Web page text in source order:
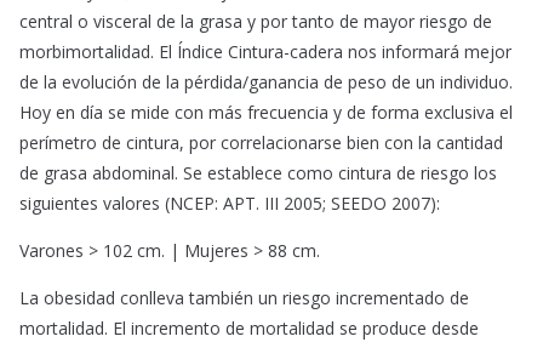
central o visceral de la grasa y por tanto de mayor riesgo de
morbimortalidad. El Índice Cintura-cadera nos informará mejor
de la evolución de la pérdida/ganancia de peso de un individuo.
Hoy en día se mide con más frecuencia y de forma exclusiva el
perímetro de cintura, por correlacionarse bien con la cantidad
de grasa abdominal. Se establece como cintura de riesgo los
siguientes valores (NCEP: APT. III 2005; SEEDO 2007):
Varones > 102 cm. | Mujeres > 88 cm.
La obesidad conlleva también un riesgo incrementado de
mortalidad. El incremento de mortalidad se produce desde